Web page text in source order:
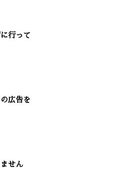
行って
広告を
せん